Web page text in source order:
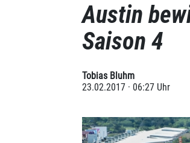
Austin
Saison 4
Tobias Bluhm
23.02.2017 · 06:27 Uhr